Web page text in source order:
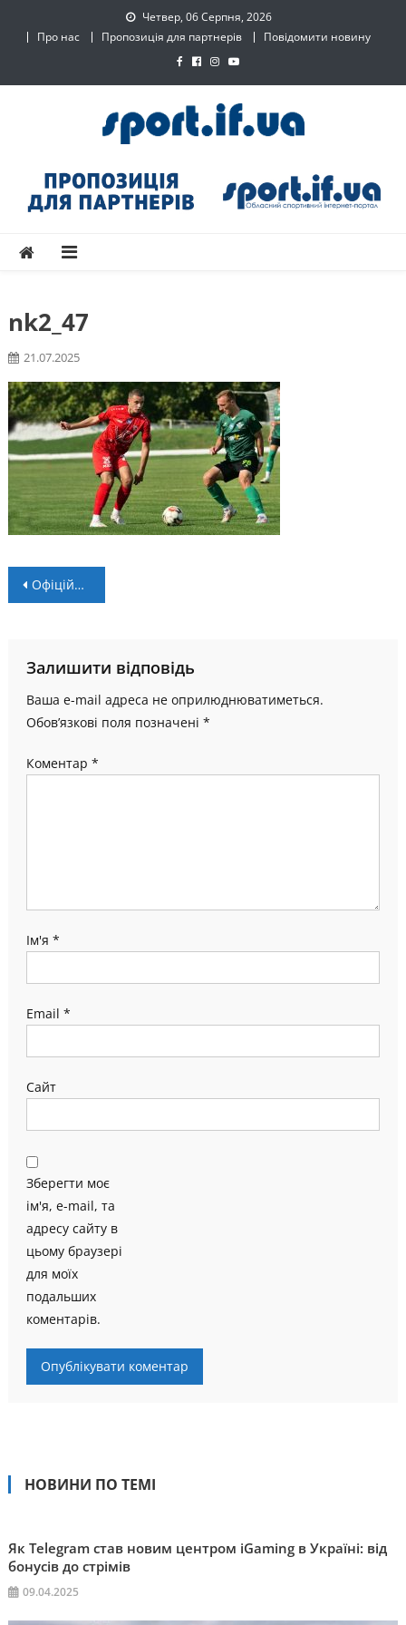
Четвер, 06 Серпня, 2026
Про нас
Пропозиція для партнерів Повідомити новину
SPORT.IF.UA – Обласний
спортивний інтернет-
nk2_47
21.07.2025
Навігація
Офіційно: Андрій Ріжко залишив НК “Пробій”
Залишити відповідь
Ваша e-mail адреса не оприлюднюватиметься.
Обов’язкові поля позначені *
Коментар *
Ім'я *
Email *
Сайт
Зберегти моє
ім'я, e-mail, та
адресу сайту в
цьому браузері
для моїх
подальших
коментарів.
НОВИНИ ПО ТЕМІ
Як Telegram став новим центром iGaming в Україні: від
бонусів до стрімів
09.04.2025